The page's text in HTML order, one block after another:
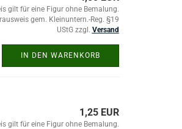
gilt für eine Figur ohne Bemalung.
gem. Kleinuntern.-Reg. §19
UStG zzgl. Versand
IN DEN WARENKORB
1,25 EUR
gilt für eine Figur ohne Bemalung.